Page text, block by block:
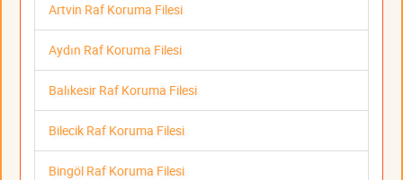
Artvin Raf Koruma Filesi
Aydın Raf Koruma Filesi
Balıkesir Raf Koruma Filesi
Bilecik Raf Koruma Filesi
Bingöl Raf Koruma Filesi